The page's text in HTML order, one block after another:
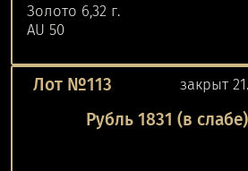
Золото 6,32 г.
AU 50
Лот №113 закрыт
Рубль 1831 (в